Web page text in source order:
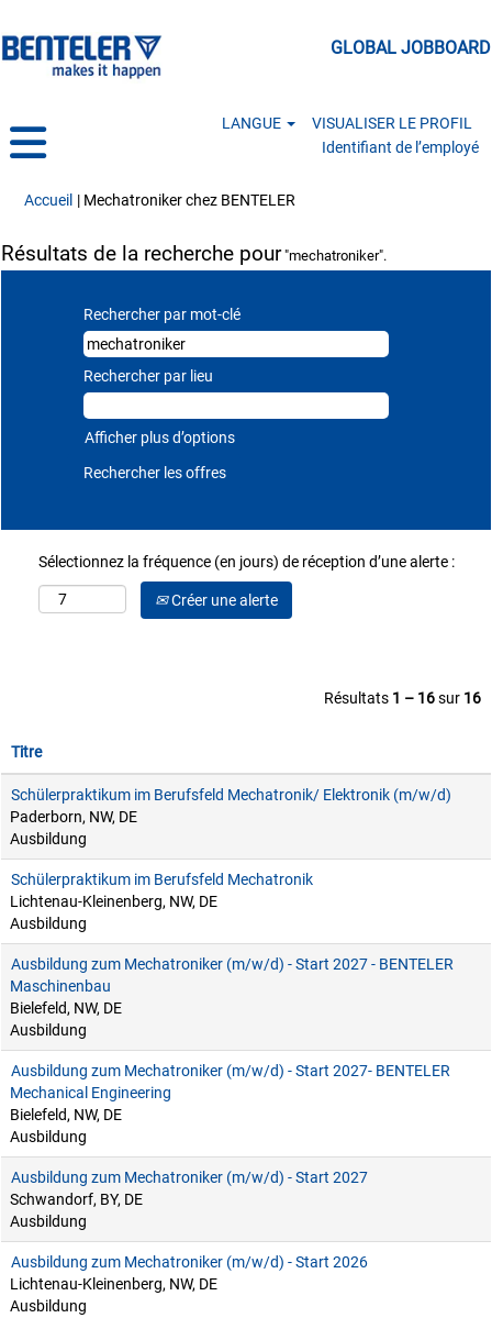
GLOBAL JOBBOARD
LANGUE
VISUALISER LE PROFIL
Identifiant de l’employé
Accueil | Mechatroniker chez BENTELER
Résultats de la recherche pour"mechatroniker".
Rechercher par mot-clé
Rechercher par lieu
Afficher plus d’options
Sélectionnez la fréquence (en jours) de réception d’une alerte :
Créer une alerte
Résultats 1 – 16sur 16
Titre
Schülerpraktikum im Berufsfeld Mechatronik/ Elektronik (m/w/d)
Paderborn, NW, DE
Ausbildung
Schülerpraktikum im Berufsfeld Mechatronik
Lichtenau-Kleinenberg, NW, DE
Ausbildung
Ausbildung zum Mechatroniker (m/w/d) - Start 2027 - BENTELER
Maschinenbau
Bielefeld, NW, DE
Ausbildung
Ausbildung zum Mechatroniker (m/w/d) - Start 2027- BENTELER
Mechanical Engineering
Bielefeld, NW, DE
Ausbildung
Ausbildung zum Mechatroniker (m/w/d) - Start 2027
Schwandorf, BY, DE
Ausbildung
Ausbildung zum Mechatroniker (m/w/d) - Start 2026
Lichtenau-Kleinenberg, NW, DE
Ausbildung